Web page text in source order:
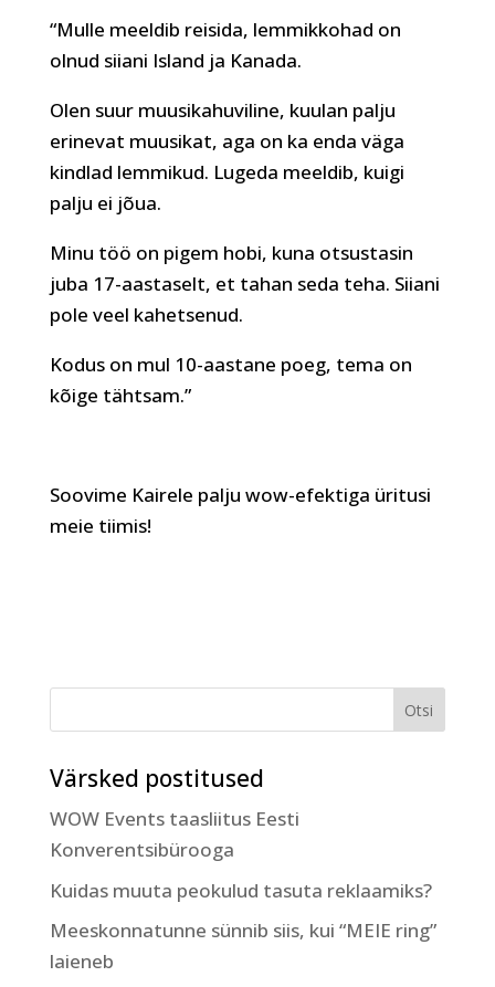
“Mulle meeldib reisida, lemmikkohad on
olnud siiani Island ja Kanada.
Olen suur muusikahuviline, kuulan palju
erinevat muusikat, aga on ka enda väga
kindlad lemmikud. Lugeda meeldib, kuigi
palju ei jõua.
Minu töö on pigem hobi, kuna otsustasin
juba 17-aastaselt, et tahan seda teha. Siiani
pole veel kahetsenud.
Kodus on mul 10-aastane poeg, tema on
kõige tähtsam.”
Soovime Kairele palju wow-efektiga üritusi
meie tiimis!
Värsked postitused
WOW Events taasliitus Eesti
Konverentsibürooga
Kuidas muuta peokulud tasuta reklaamiks?
Meeskonnatunne sünnib siis, kui “MEIE ring”
laieneb